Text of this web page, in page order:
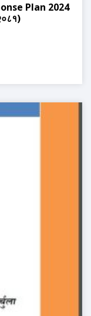
Plan 2024